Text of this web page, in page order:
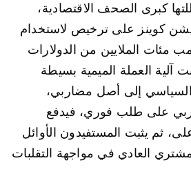
كبرى الصحف الاقتصادية،
كوينز على ترخيص لاستخدام
مئات الملايين من الدولارات
آلية العملة الميمية بسيطة
السياسي إلى أصل مضاربي،
على طلب فوري، فيدفع
ثم يثبت المستفيدون الأوائل
العادي في مواجهة التقلبات